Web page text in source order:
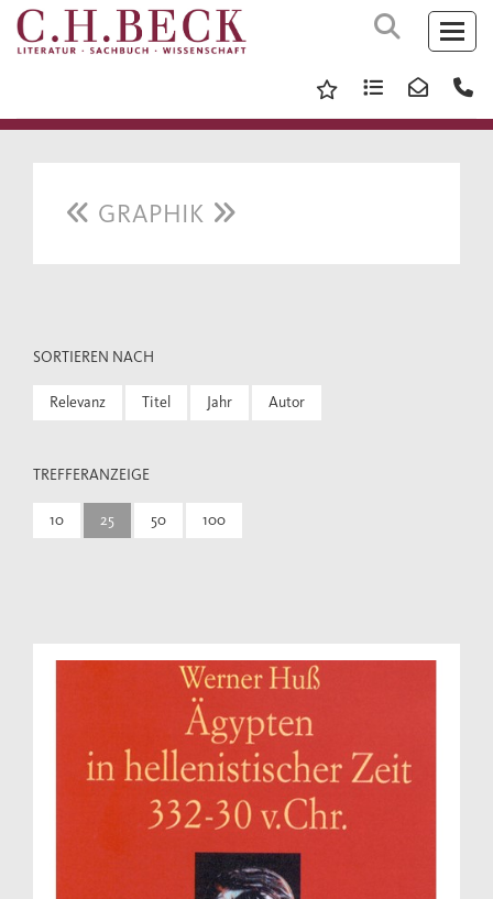
GRAPHIK
SORTIEREN NACH
Relevanz Titel Jahr Autor
TREFFERANZEIGE
10 25 50 100